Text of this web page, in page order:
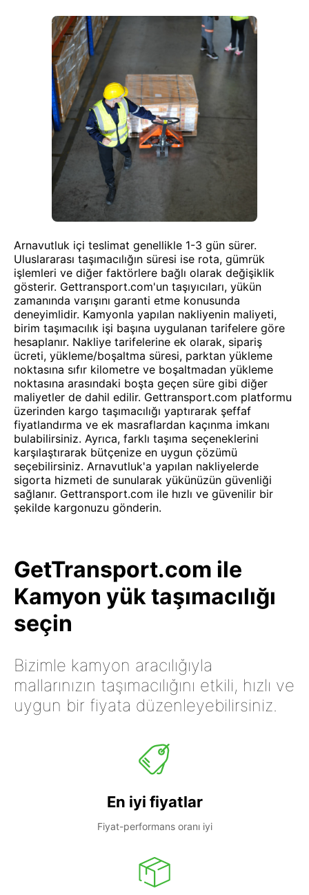
Arnavutluk içi teslimat genellikle 1-3 gün sürer.
Uluslararası taşımacılığın süresi ise rota, gümrük
işlemleri ve diğer faktörlere bağlı olarak değişiklik
gösterir. Gettransport.com'un taşıyıcıları, yükün
zamanında varışını garanti etme konusunda
deneyimlidir. Kamyonla yapılan nakliyenin maliyeti,
birim taşımacılık işi başına uygulanan tarifelere göre
hesaplanır. Nakliye tarifelerine ek olarak, sipariş
ücreti, yükleme/boşaltma süresi, parktan yükleme
noktasına sıfır kilometre ve boşaltmadan yükleme
noktasına arasındaki boşta geçen süre gibi diğer
maliyetler de dahil edilir. Gettransport.com platformu
üzerinden kargo taşımacılığı yaptırarak şeffaf
fiyatlandırma ve ek masraflardan kaçınma imkanı
bulabilirsiniz. Ayrıca, farklı taşıma seçeneklerini
karşılaştırarak bütçenize en uygun çözümü
seçebilirsiniz. Arnavutluk'a yapılan nakliyelerde
sigorta hizmeti de sunularak yükünüzün güvenliği
sağlanır. Gettransport.com ile hızlı ve güvenilir bir
şekilde kargonuzu gönderin.
GetTransport.com ile
Kamyon yük taşımacılığı
seçin
Bizimle kamyon aracılığıyla
mallarınızın taşımacılığını etkili, hızlı ve
uygun bir fiyata düzenleyebilirsiniz.
En iyi fiyatlar
Fiyat-performans oranı iyi